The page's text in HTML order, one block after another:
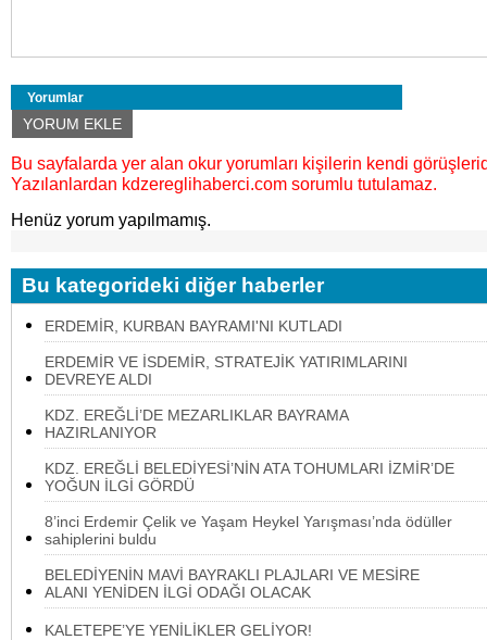
Yorumlar
YORUM EKLE
Bu sayfalarda yer alan okur yorumları kişilerin kendi
Yazılanlardan kdzereglihaberci.com sorumlu tutulamaz.
Henüz yorum yapılmamış.
Bu kategorideki diğer haberler
ERDEMİR, KURBAN BAYRAMI'NI KUTLADI
ERDEMİR VE İSDEMİR, STRATEJİK YATIRIMLARINI
DEVREYE ALDI
KDZ. EREĞLİ’DE MEZARLIKLAR BAYRAMA
HAZIRLANIYOR
KDZ. EREĞLİ BELEDİYESİ’NİN ATA TOHUMLARI İZMİR’DE
YOĞUN İLGİ GÖRDÜ
8’inci Erdemir Çelik ve Yaşam Heykel Yarışması’nda ödüller
sahiplerini buldu
BELEDİYENİN MAVİ BAYRAKLI PLAJLARI VE MESİRE
ALANI YENİDEN İLGİ ODAĞI OLACAK
KALETEPE’YE YENİLİKLER GELİYOR!